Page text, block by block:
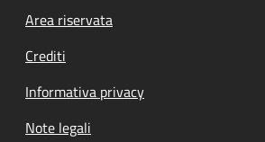
Footer menu
Area riservata
Crediti
Informativa privacy
Note legali